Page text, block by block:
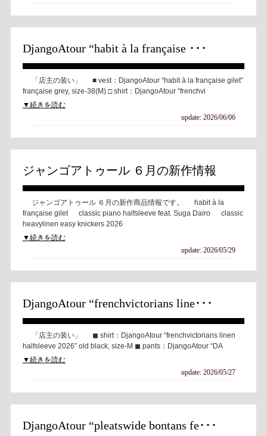
DjangoAtour “habit à la française ･･･
「店主の装い」 ■ vest：DjangoAtour “habit à la française gilet”
française grey, size-38(M) □ shirt：DjangoAtour “frenchvi
▼続きを読む
update: 2026/06/06
ジャンゴアトゥール ６月の新作情報
ジャンゴアトゥール ６月の新作商品情報です。 habit à la
française gilet classic piano halfsleeve feat. Suga Dairo classic
heavylinen easy knickers 2026
▼続きを読む
update: 2026/05/29
DjangoAtour “frenchvictorians line･･･
「店主の装い」 ◼︎ shirt：DjangoAtour “frenchvictorians linen
halfsleeve 2026” old black, size-M ◼︎ pants：DjangoAtour “DA
▼続きを読む
update: 2026/05/27
DjangoAtour “pleatswide bontans fe･･･